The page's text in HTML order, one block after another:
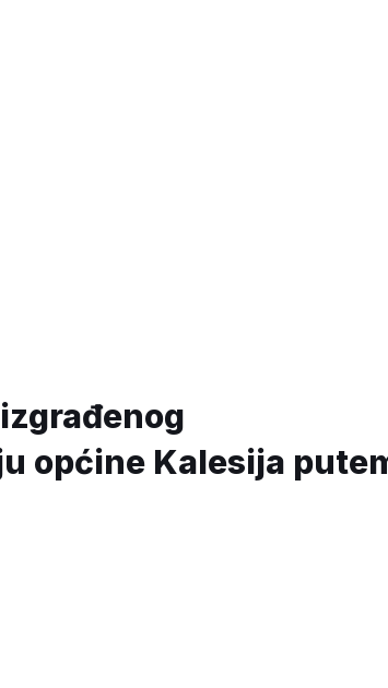
općine Kalesija